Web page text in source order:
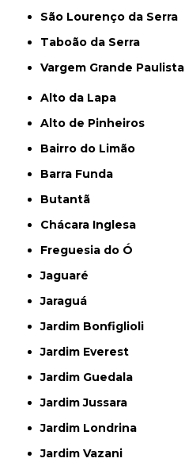
São Lourenço da Serra
Taboão da Serra
Vargem Grande Paulista
Alto da Lapa
Alto de Pinheiros
Bairro do Limão
Barra Funda
Butantã
Chácara Inglesa
Freguesia do Ó
Jaguaré
Jaraguá
Jardim Bonfiglioli
Jardim Everest
Jardim Guedala
Jardim Jussara
Jardim Londrina
Jardim Vazani